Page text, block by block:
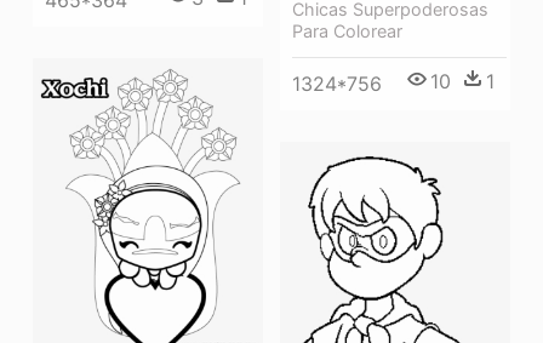
Chicas Superpoderosas
Para Colorear
1324*756 10 1